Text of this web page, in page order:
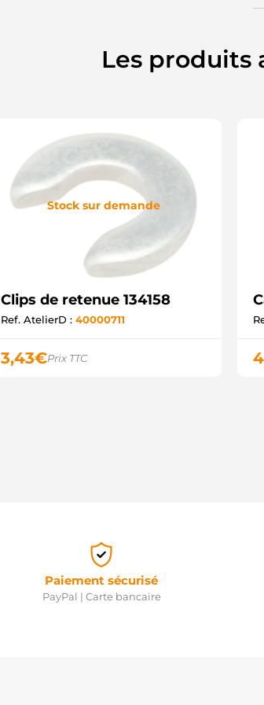
Les produits
Stock sur demande
Clips de retenue 134158
Ref. AtelierD : 40000711
3,43€Prix TTC
Paiement sécurisé
PayPal | Carte bancaire